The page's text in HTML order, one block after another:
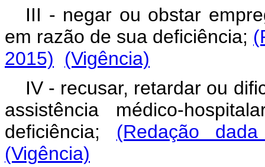
III - negar ou obstar
em razão de sua deficiência;
2015)
(Vigência)
IV - recusar, retardar ou
assistência médico-
deficiência; (Redação
(Vigência)